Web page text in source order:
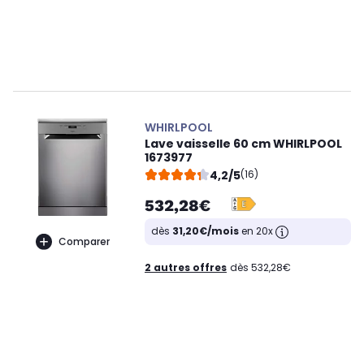
Comparer
WHIRLPOOL
Lave vaisselle 60 cm WHIRLPOOL
1673977
4,2/5(16)
532,28€
dès 31,20€/moisen 20x
2 autres offres dès 532,28€